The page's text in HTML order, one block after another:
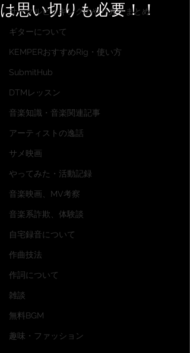
サークルピッキングのやり方・まとめ
ギターについて
KEMPERおすすめRig・使い方
SubmitHub
DTMレッスン
音楽知識・音楽関連記事
アーティストの逸話
サメ映画
やってみた・活動記録
音楽映画、MV考察
音楽系詐欺、体験談
自宅録音について
作曲技法
作詞について
雑談
無料BGM
趣味・ファッション
は思い切りも必要！！